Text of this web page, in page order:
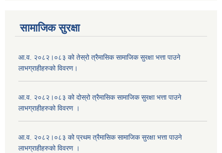
सामाजिक सुरक्षा
आ.व. २०८२।०८३ को तेस्रो त्रैमासिक सामाजिक सुरक्षा भत्ता पाउने
लाभग्राहीहरुको विवरण।
आ.व. २०८२।०८३ को दोस्रो त्रैमासिक सामाजिक सुरक्षा भत्ता पाउने
लाभग्राहीहरुको विवरण ।
आ.व. २०८२।०८३ को प्रथम त्रैमासिक सामाजिक सुरक्षा भत्ता पाउने
लाभग्राहीहरुको विवरण ।